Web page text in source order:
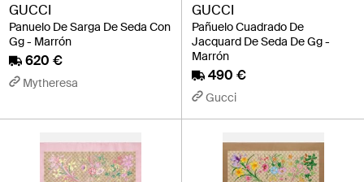
GUCCI
Panuelo De Sarga De Seda Con
Gg - Marrón
620 €
Mytheresa
GUCCI
Pañuelo Cuadrado De
Jacquard De Seda De Gg -
Marrón
490 €
Gucci